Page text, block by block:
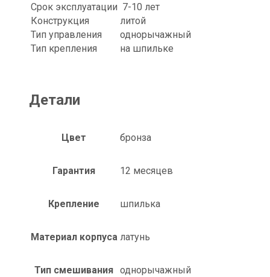
Срок эксплуатации 7-10 лет
Конструкция
литой
Тип управления
однорычажный
Тип крепления
на шпильке
Детали
Цвет бронза
Гарантия 12 месяцев
Крепление шпилька
Материал корпуса латунь
Тип смешивания однорычажный